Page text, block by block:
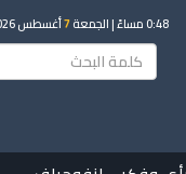
0:48 مساءً | الجمعة7أغسطس 2026 م |